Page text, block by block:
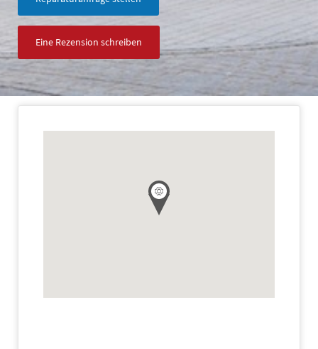
Eine Rezension schreiben